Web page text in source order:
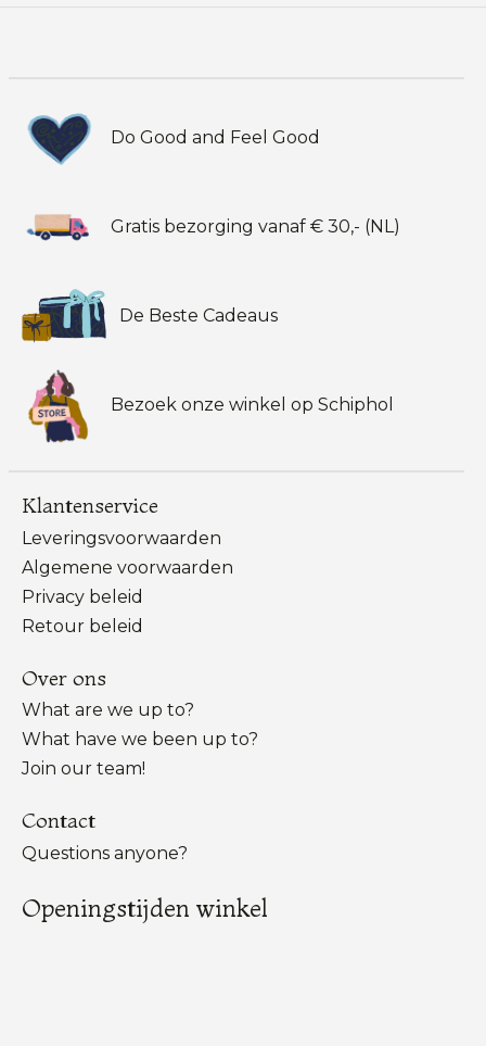
Do Good and Feel Good
Gratis bezorging vanaf € 30,- (NL)
De Beste Cadeaus
Bezoek onze winkel op Schiphol
Klantenservice
Leveringsvoorwaarden
Algemene voorwaarden
Privacy beleid
Retour beleid
Over ons
What are we up to?
What have we been up to?
Join our team!
Contact
Questions anyone?
Openingstijden winkel